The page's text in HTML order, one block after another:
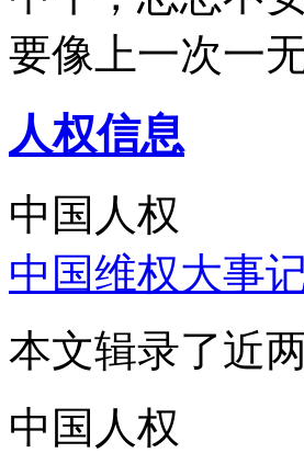
要像上一次一
人权信息
中国人权
中国维权大事
本文辑录了近
中国人权